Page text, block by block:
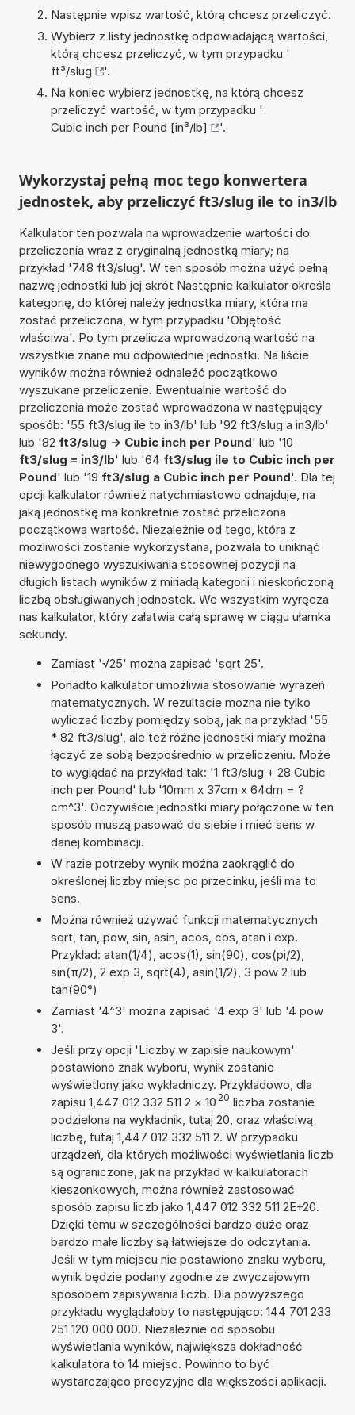
Następnie wpisz wartość, którą chcesz przeliczyć.
Wybierz z listy jednostkę odpowiadającą wartości,
którą chcesz przeliczyć, w tym przypadku '
ft³/slug
'.
Na koniec wybierz jednostkę, na którą chcesz
przeliczyć wartość, w tym przypadku '
Cubic inch per Pound [in³/lb]
'.
Wykorzystaj pełną moc tego konwertera
jednostek, aby przeliczyć ft3/slug ile to in3/lb
Kalkulator ten pozwala na wprowadzenie wartości do
przeliczenia wraz z oryginalną jednostką miary; na
przykład '748 ft3/slug'. W ten sposób można użyć pełną
nazwę jednostki lub jej skrót Następnie kalkulator określa
kategorię, do której należy jednostka miary, która ma
zostać przeliczona, w tym przypadku 'Objętość
właściwa'. Po tym przelicza wprowadzoną wartość na
wszystkie znane mu odpowiednie jednostki. Na liście
wyników można również odnaleźć początkowo
wyszukane przeliczenie. Ewentualnie wartość do
przeliczenia może zostać wprowadzona w następujący
sposób: '55 ft3/slug ile to in3/lb' lub '92 ft3/slug a in3/lb'
lub '82 ft3/slug -> Cubic inch per Pound' lub '10
ft3/slug = in3/lb' lub '64 ft3/slug ile to Cubic inch per
Pound' lub '19 ft3/slug a Cubic inch per Pound'. Dla tej
opcji kalkulator również natychmiastowo odnajduje, na
jaką jednostkę ma konkretnie zostać przeliczona
początkowa wartość. Niezależnie od tego, która z
możliwości zostanie wykorzystana, pozwala to uniknąć
niewygodnego wyszukiwania stosownej pozycji na
długich listach wyników z miriadą kategorii i nieskończoną
liczbą obsługiwanych jednostek. We wszystkim wyręcza
nas kalkulator, który załatwia całą sprawę w ciągu ułamka
sekundy.
Zamiast '√25' można zapisać 'sqrt 25'.
Ponadto kalkulator umożliwia stosowanie wyrażeń
matematycznych. W rezultacie można nie tylko
wyliczać liczby pomiędzy sobą, jak na przykład '55
* 82 ft3/slug', ale też różne jednostki miary można
łączyć ze sobą bezpośrednio w przeliczeniu. Może
to wyglądać na przykład tak: '1 ft3/slug + 28 Cubic
inch per Pound' lub '10mm x 37cm x 64dm = ?
cm^3'. Oczywiście jednostki miary połączone w ten
sposób muszą pasować do siebie i mieć sens w
danej kombinacji.
W razie potrzeby wynik można zaokrąglić do
określonej liczby miejsc po przecinku, jeśli ma to
sens.
Można również używać funkcji matematycznych
sqrt, tan, pow, sin, asin, acos, cos, atan i exp.
Przykład: atan(1/4), acos(1), sin(90), cos(pi/2),
sin(π/2), 2 exp 3, sqrt(4), asin(1/2), 3 pow 2 lub
tan(90°)
Zamiast '4^3' można zapisać '4 exp 3' lub '4 pow
3'.
Jeśli przy opcji 'Liczby w zapisie naukowym'
postawiono znak wyboru, wynik zostanie
wyświetlony jako wykładniczy. Przykładowo, dla
zapisu 1,447 012 332 511 2 × 10 20 liczba zostanie
podzielona na wykładnik, tutaj 20, oraz właściwą
liczbę, tutaj 1,447 012 332 511 2. W przypadku
urządzeń, dla których możliwości wyświetlania liczb
są ograniczone, jak na przykład w kalkulatorach
kieszonkowych, można również zastosować
sposób zapisu liczb jako 1,447 012 332 511 2E+20.
Dzięki temu w szczególności bardzo duże oraz
bardzo małe liczby są łatwiejsze do odczytania.
Jeśli w tym miejscu nie postawiono znaku wyboru,
wynik będzie podany zgodnie ze zwyczajowym
sposobem zapisywania liczb. Dla powyższego
przykładu wyglądałoby to następująco: 144 701 233
251 120 000 000. Niezależnie od sposobu
wyświetlania wyników, największa dokładność
kalkulatora to 14 miejsc. Powinno to być
wystarczająco precyzyjne dla większości aplikacji.